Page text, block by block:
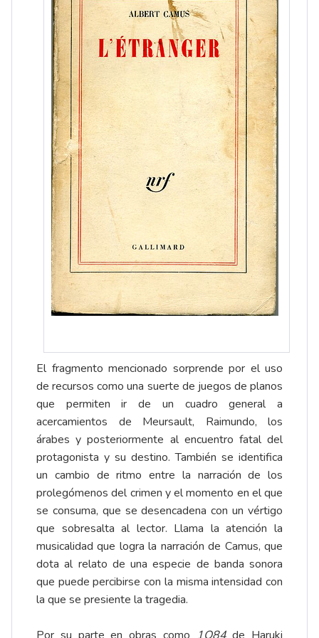
El fragmento mencionado sorprende por el uso
de recursos como una suerte de juegos de planos
que permiten ir de un cuadro general a
acercamientos de Meursault, Raimundo, los
árabes y posteriormente al encuentro fatal del
protagonista y su destino. También se identifica
un cambio de ritmo entre la narración de los
prolegómenos del crimen y el momento en el que
se consuma, que se desencadena con un vértigo
que sobresalta al lector. Llama la atención la
musicalidad que logra la narración de Camus, que
dota al relato de una especie de banda sonora
que puede percibirse con la misma intensidad con
la que se presiente la tragedia.